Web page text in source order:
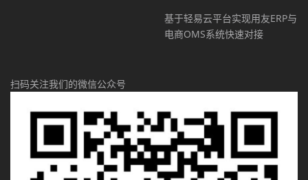
基于轻易云平台实现用友ERP与
电商OMS系统快速对接
扫码关注我们的微信公众号